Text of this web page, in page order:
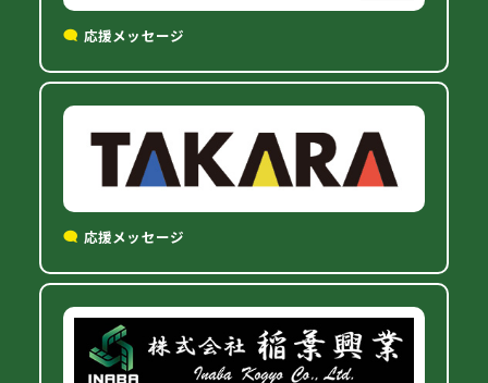
応援メッセージ
応援メッセージ